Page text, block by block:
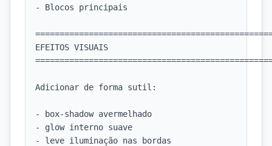
- Blocos principais
EFEITOS VISUAIS
Adicionar de forma sutil:
- box-shadow avermelhado
- glow interno suave
- leve iluminação nas bordas